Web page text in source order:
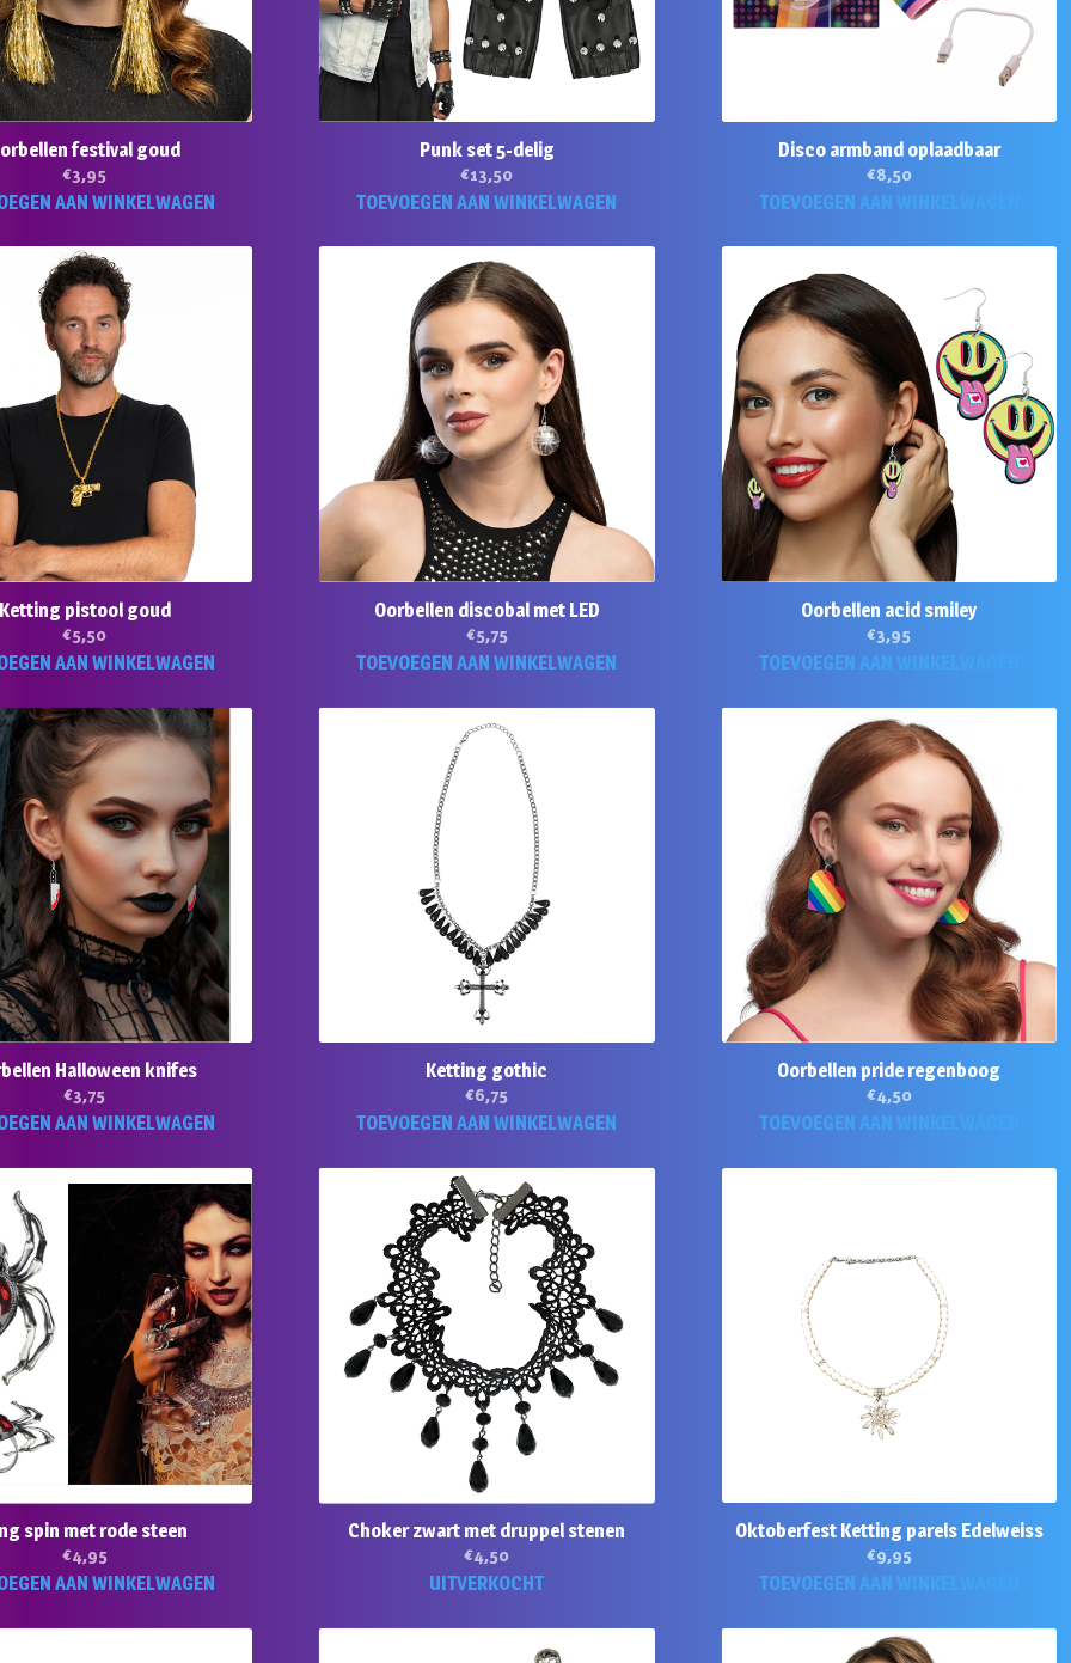
festival goud
€3,95
AAN WINKELWAGEN
Punk set 5-delig
€13,50
TOEVOEGEN AAN WINKELWAGEN
Disco armband oplaadbaar
€8,50
TOEVOEGEN AAN WINKELWAGEN
pistool goud
€5,50
AAN WINKELWAGEN
Oorbellen discobal met LED
€5,75
TOEVOEGEN AAN WINKELWAGEN
Oorbellen acid smiley
€3,95
TOEVOEGEN AAN WINKELWAGEN
Halloween knifes
€3,75
AAN WINKELWAGEN
Ketting gothic
€6,75
TOEVOEGEN AAN WINKELWAGEN
Oorbellen pride regenboog
€4,50
TOEVOEGEN AAN WINKELWAGEN
spin met rode steen
€4,95
AAN WINKELWAGEN
Choker zwart met druppel stenen
€4,50
UITVERKOCHT
Oktoberfest Ketting parels Edelweiss
€9,95
TOEVOEGEN AAN WINKELWAGEN